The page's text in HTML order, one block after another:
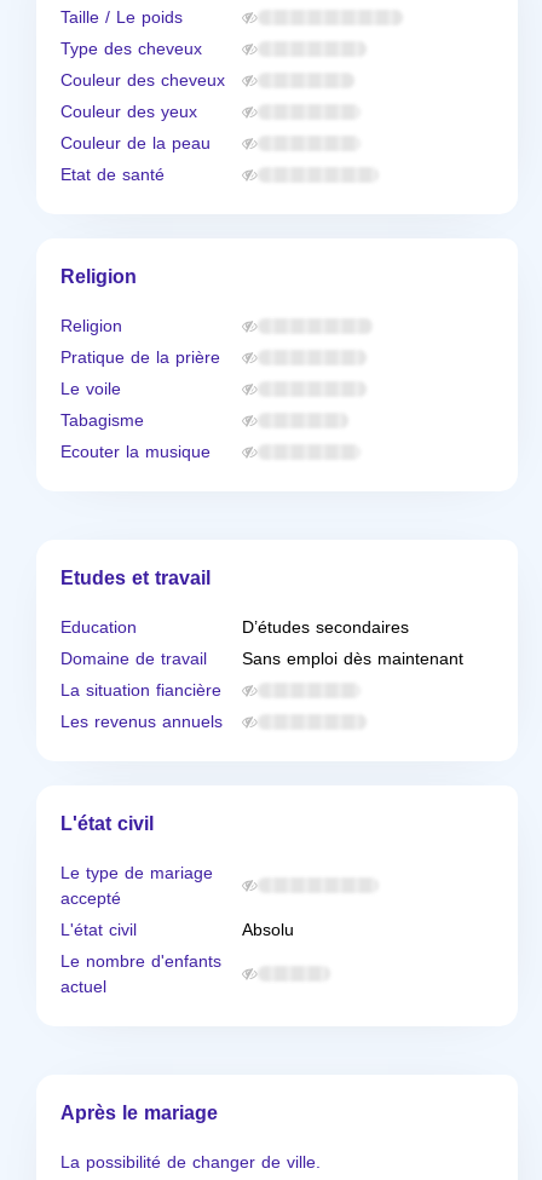
Taille / Le poids
Type des cheveux
Couleur des cheveux
Couleur des yeux
Couleur de la peau
Etat de santé
Religion
Religion
Pratique de la prière
Le voile
Tabagisme
Ecouter la musique
Etudes et travail
Education
D’études secondaires
Domaine de travail
Sans emploi dès maintenant
La situation fiancière
Les revenus annuels
L'état civil
Le type de mariage
accepté
L'état civil
Absolu
Le nombre d'enfants
actuel
Après le mariage
La possibilité de changer de ville.